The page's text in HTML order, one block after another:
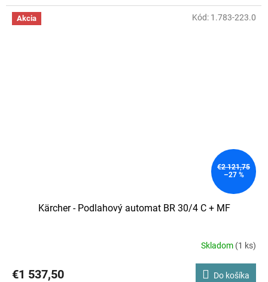
Akcia
€2 121,75
–27 %
Kärcher - Podlahový automat BR 30/4 C + MF
Skladom (1 ks)
€1 537,50 Do košíka
Kód: 1.783-223.0